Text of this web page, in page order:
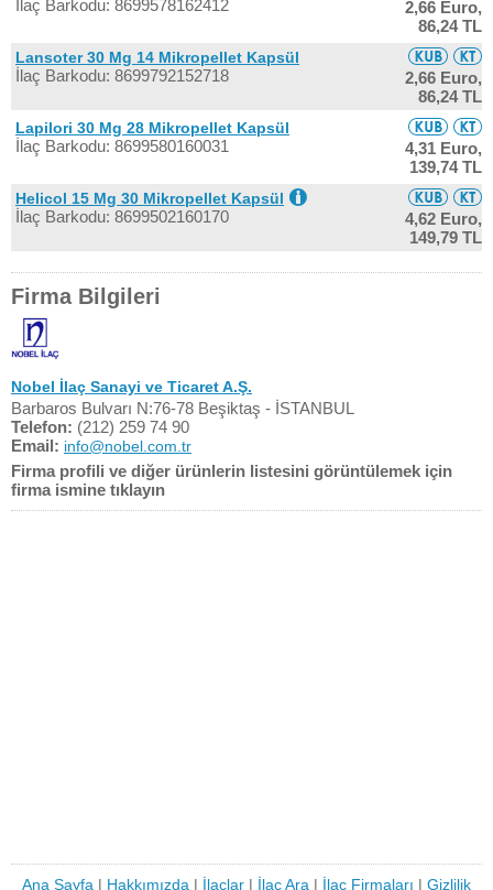
İlaç Barkodu: 8699578162412
2,66 Euro,
86,24 TL
Lansoter 30 Mg 14 Mikropellet Kapsül
İlaç Barkodu: 8699792152718
2,66 Euro,
86,24 TL
Lapilori 30 Mg 28 Mikropellet Kapsül
İlaç Barkodu: 8699580160031
4,31 Euro,
139,74 TL
Helicol 15 Mg 30 Mikropellet Kapsül
İlaç Barkodu: 8699502160170
4,62 Euro,
149,79 TL
Firma Bilgileri
Nobel İlaç Sanayi ve Ticaret A.Ş.
Barbaros Bulvarı N:76-78 Beşiktaş - İSTANBUL
Telefon: (212) 259 74 90
Email: info@nobel.com.tr
Firma profili ve diğer ürünlerin listesini görüntülemek için
firma ismine tıklayın
Ana Sayfa | Hakkımızda | İlaçlar | İlaç Ara | İlaç Firmaları | Gizlilik